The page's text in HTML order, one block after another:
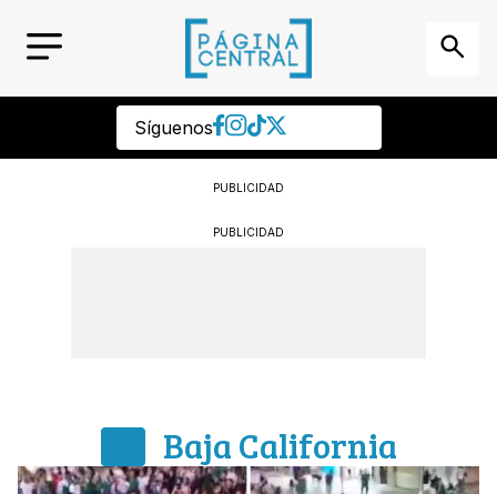
Síguenos
PUBLICIDAD
PUBLICIDAD
Baja California